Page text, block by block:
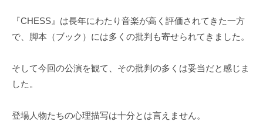
『CHESS』は長年にわたり音楽が高く評価されてきた一方
で、脚本（ブック）には多くの批判も寄せられてきました。
そして今回の公演を観て、その批判の多くは妥当だと感じま
した。
登場人物たちの心理描写は十分とは言えません。